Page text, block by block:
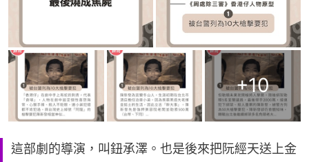
+10
這部劇的導演，叫鈕承澤。也是後來把阮經天送上金